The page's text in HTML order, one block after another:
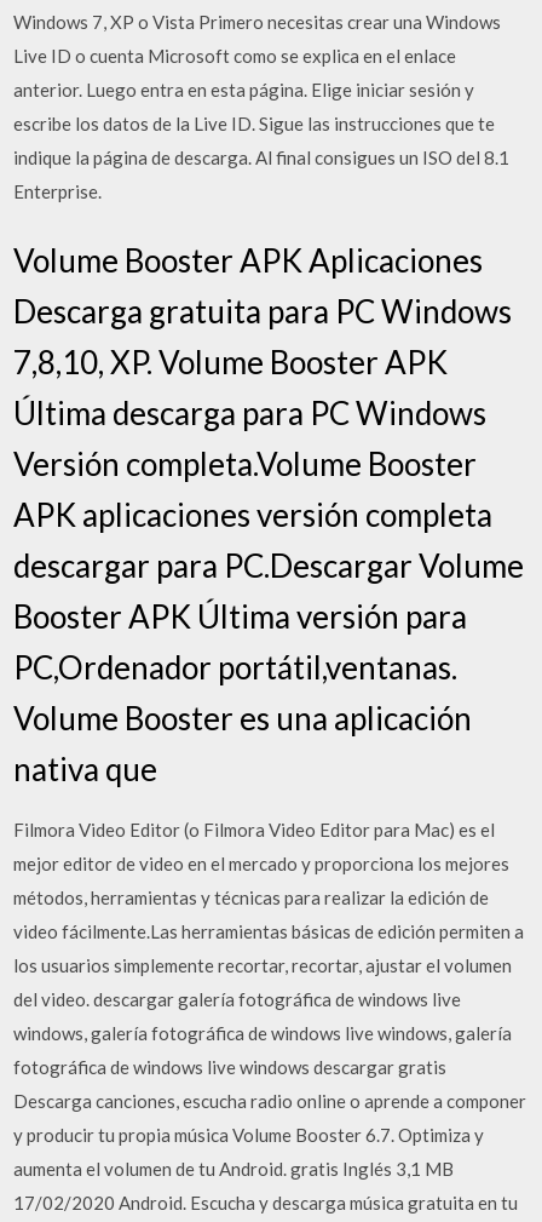
Windows 7, XP o Vista Primero necesitas crear una Windows
Live ID o cuenta Microsoft como se explica en el enlace
anterior. Luego entra en esta página. Elige iniciar sesión y
escribe los datos de la Live ID. Sigue las instrucciones que te
indique la página de descarga. Al final consigues un ISO del 8.1
Enterprise.
Volume Booster APK Aplicaciones
Descarga gratuita para PC Windows
7,8,10, XP. Volume Booster APK
Última descarga para PC Windows
Versión completa.Volume Booster
APK aplicaciones versión completa
descargar para PC.Descargar Volume
Booster APK Última versión para
PC,Ordenador portátil,ventanas.
Volume Booster es una aplicación
nativa que
Filmora Video Editor (o Filmora Video Editor para Mac) es el
mejor editor de video en el mercado y proporciona los mejores
métodos, herramientas y técnicas para realizar la edición de
video fácilmente.Las herramientas básicas de edición permiten a
los usuarios simplemente recortar, recortar, ajustar el volumen
del video. descargar galería fotográfica de windows live
windows, galería fotográfica de windows live windows, galería
fotográfica de windows live windows descargar gratis
Descarga canciones, escucha radio online o aprende a componer
y producir tu propia música Volume Booster 6.7. Optimiza y
aumenta el volumen de tu Android. gratis Inglés 3,1 MB
17/02/2020 Android. Escucha y descarga música gratuita en tu